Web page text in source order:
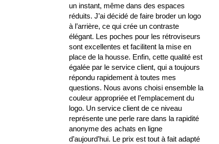
un instant, même dans des espaces
réduits. J’ai décidé de faire broder un logo
à l’arrière, ce qui crée un contraste
élégant. Les poches pour les rétroviseurs
sont excellentes et facilitent la mise en
place de la housse. Enfin, cette qualité est
égalée par le service client, qui a toujours
répondu rapidement à toutes mes
questions. Nous avons choisi ensemble la
couleur appropriée et l’emplacement du
logo. Un service client de ce niveau
représente une perle rare dans la rapidité
anonyme des achats en ligne
d’aujourd’hui. Le prix est tout à fait adapté